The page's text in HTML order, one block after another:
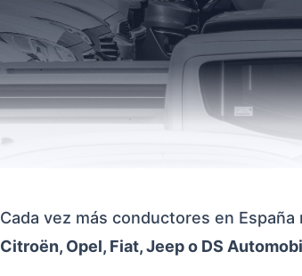
Cada vez más conductores en
Citroën, Opel, Fiat, Jeep o DS